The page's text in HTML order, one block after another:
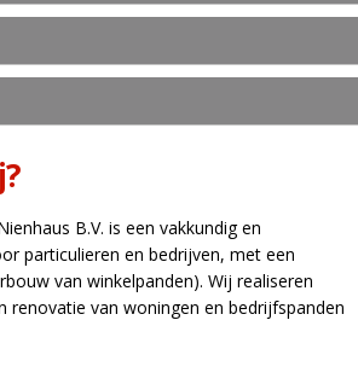
B.V. is een vakkundig en
particulieren en bedrijven, met een
van winkelpanden). Wij realiseren
renovatie van woningen en bedrijfspanden